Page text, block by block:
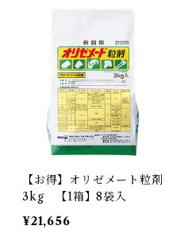
【お得】オリゼメート粒剤
3kg 【1箱】8袋入
¥21,656